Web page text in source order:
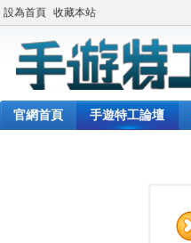
設為首頁 收藏本站
官網首頁 手遊特工論壇